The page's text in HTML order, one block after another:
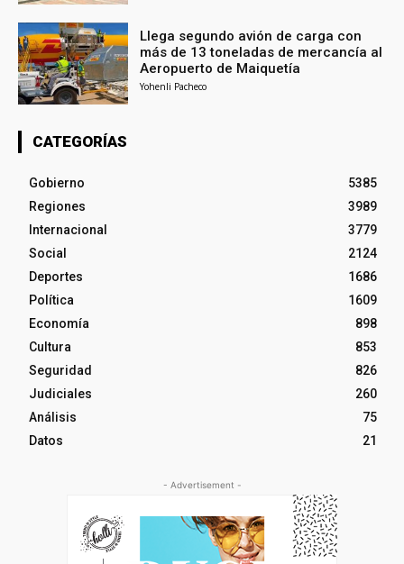
Llega segundo avión de carga con
más de 13 toneladas de mercancía al
Aeropuerto de Maiquetía
Yohenli Pacheco
CATEGORÍAS
Gobierno
5385
Regiones
3989
Internacional
3779
Social
2124
Deportes
1686
Política
1609
Economía
898
Cultura
853
Seguridad
826
Judiciales
260
Análisis
75
Datos
21
- Advertisement -